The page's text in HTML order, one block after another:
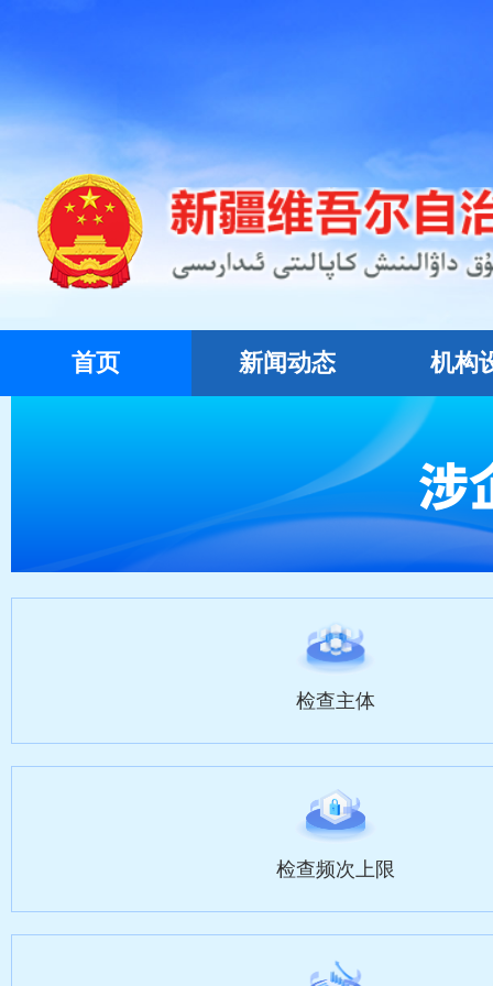
首页 新闻动态 机构
检查主体
检查频次上限